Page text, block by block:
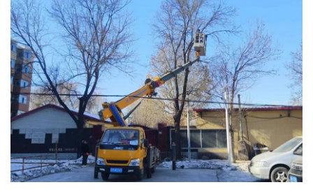
未成年人思想道德建设
榜样人物
+
身边好人
文明评论
北京宣传文化引导基金
宣传思想文化人才